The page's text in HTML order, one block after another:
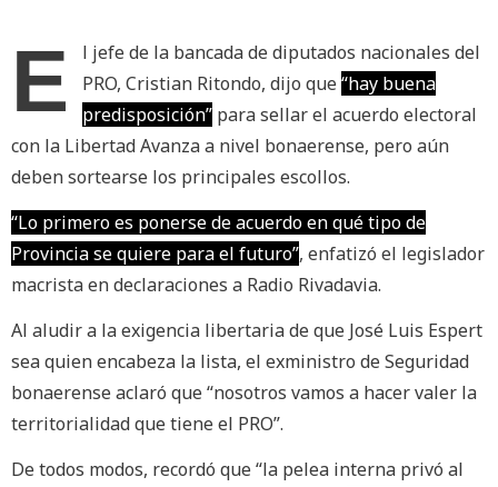
E
l jefe de la bancada de diputados nacionales del
PRO, Cristian Ritondo, dijo que“hay buena
predisposición” para sellar el acuerdo electoral
con la Libertad Avanza a nivel bonaerense, pero aún
deben sortearse los principales escollos.
“Lo primero es ponerse de acuerdo en qué tipo de
Provincia se quiere para el futuro”, enfatizó el legislador
macrista en declaraciones a Radio Rivadavia.
Al aludir a la exigencia libertaria de que José Luis Espert
sea quien encabeza la lista, el exministro de Seguridad
bonaerense aclaró que “nosotros vamos a hacer valer la
territorialidad que tiene el PRO”.
De todos modos, recordó que “la pelea interna privó al